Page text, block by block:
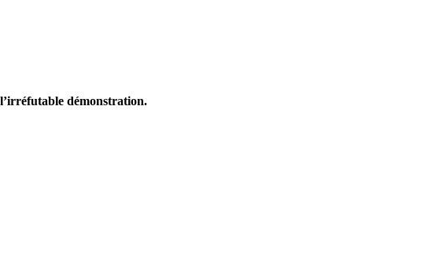
démonstration.